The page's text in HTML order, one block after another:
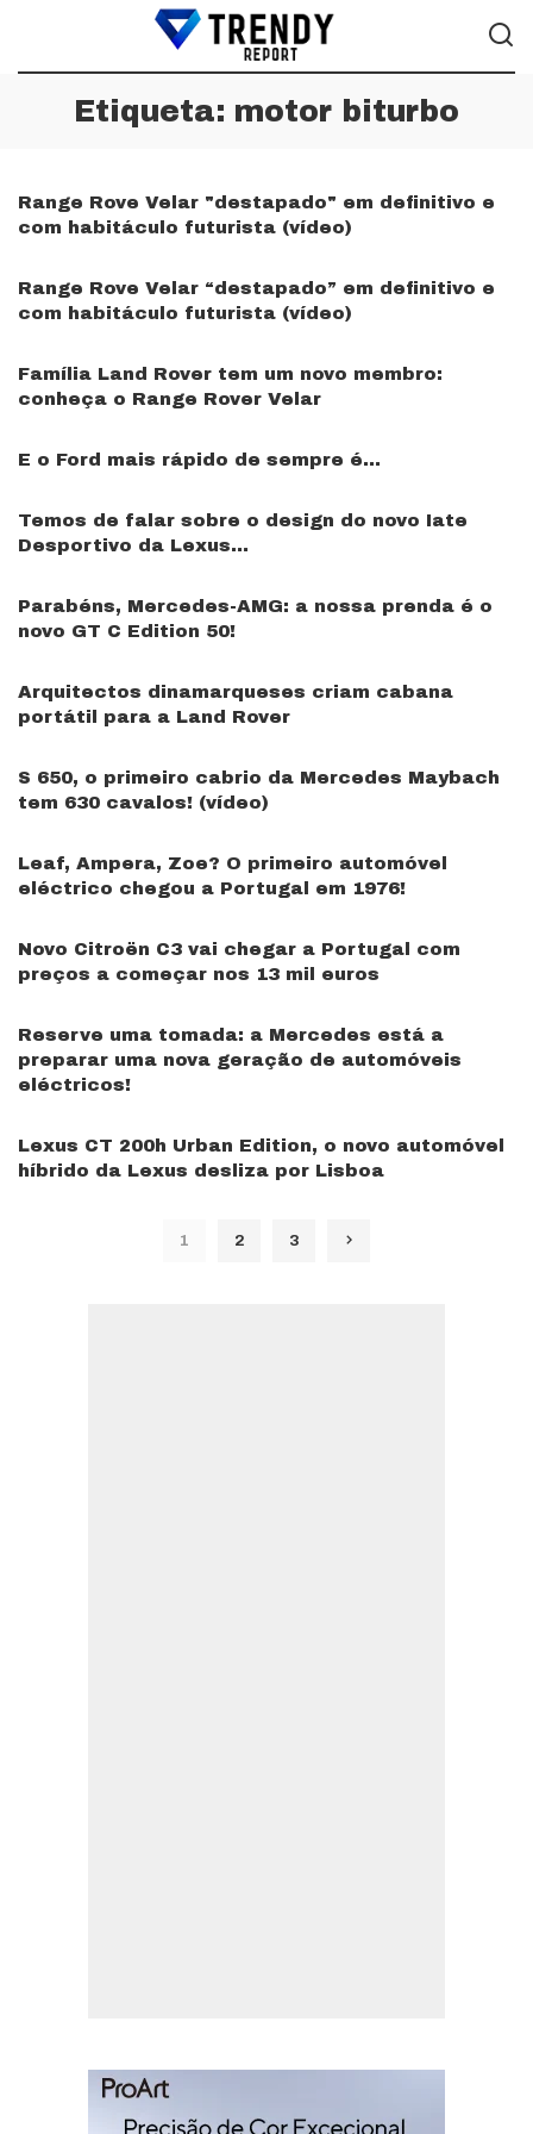
Etiqueta: motor biturbo
Range Rove Velar "destapado" em definitivo e
com habitáculo futurista (vídeo)
Range Rove Velar “destapado” em definitivo e
com habitáculo futurista (vídeo)
Família Land Rover tem um novo membro:
conheça o Range Rover Velar
E o Ford mais rápido de sempre é…
Temos de falar sobre o design do novo Iate
Desportivo da Lexus…
Parabéns, Mercedes-AMG: a nossa prenda é o
novo GT C Edition 50!
Arquitectos dinamarqueses criam cabana
portátil para a Land Rover
S 650, o primeiro cabrio da Mercedes Maybach
tem 630 cavalos! (vídeo)
Leaf, Ampera, Zoe? O primeiro automóvel
eléctrico chegou a Portugal em 1976!
Novo Citroën C3 vai chegar a Portugal com
preços a começar nos 13 mil euros
Reserve uma tomada: a Mercedes está a
preparar uma nova geração de automóveis
eléctricos!
Lexus CT 200h Urban Edition, o novo automóvel
híbrido da Lexus desliza por Lisboa
1 2 3